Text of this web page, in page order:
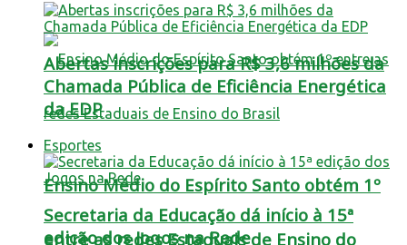
Ensino Médio do Espírito Santo obtém 1º
entre as redes Estaduais de Ensino do
Abertas inscrições para R$ 3,6 milhões da
Chamada Pública de Eficiência Energética
da EDP
Esportes
Secretaria da Educação dá início à 15ª
edição dos Jogos na Rede